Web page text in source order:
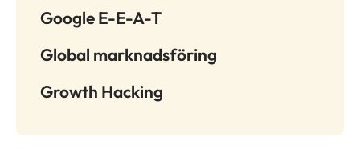
Google E-E-A-T
Global marknadsföring
Growth Hacking